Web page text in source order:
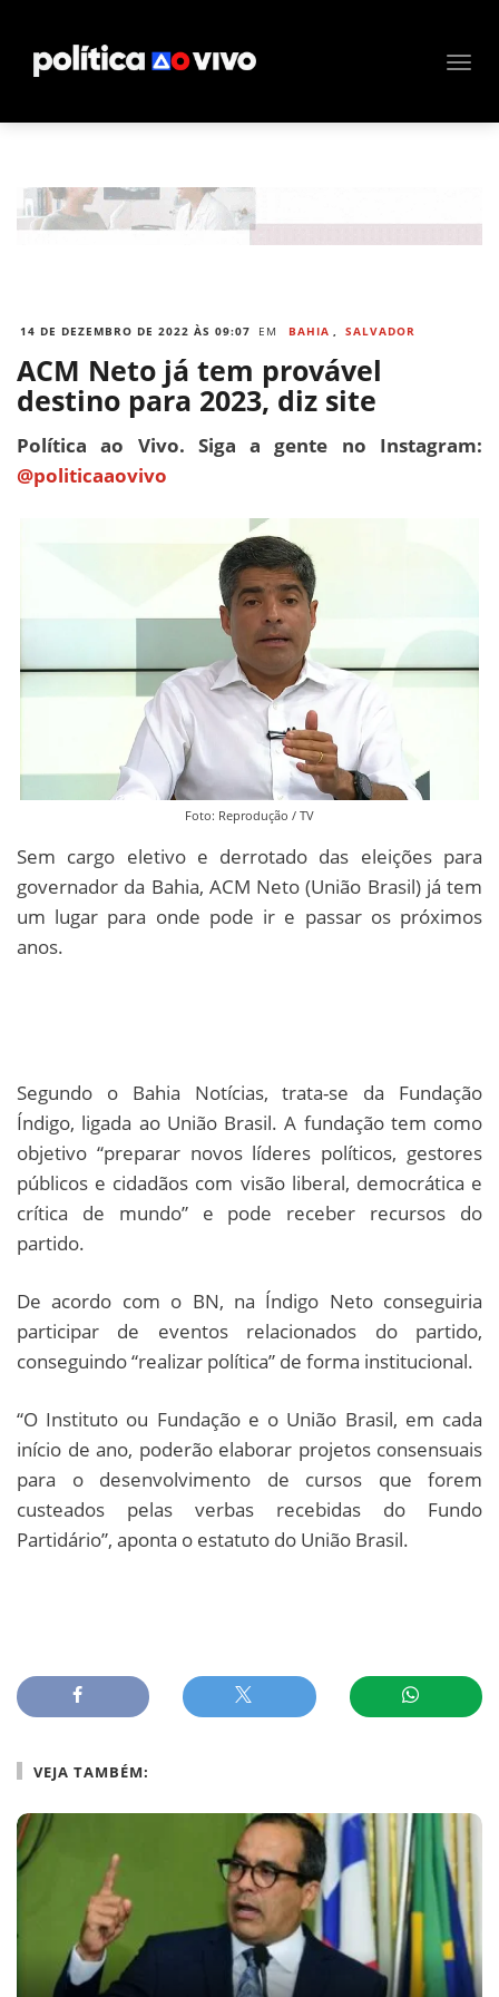
14 DE DEZEMBRO DE 2022 ÀS 09:07 EM BAHIA , SALVADOR
ACM Neto já tem provável
destino para 2023, diz site
Política ao Vivo. Siga a gente no Instagram:
@politicaaovivo
Foto: Reprodução / TV
Sem cargo eletivo e derrotado das eleições para
governador da Bahia, ACM Neto (União Brasil) já tem
um lugar para onde pode ir e passar os próximos
anos.
Segundo o Bahia Notícias, trata-se da Fundação
Índigo, ligada ao União Brasil. A fundação tem como
objetivo “preparar novos líderes políticos, gestores
públicos e cidadãos com visão liberal, democrática e
crítica de mundo” e pode receber recursos do
partido.
De acordo com o BN, na Índigo Neto conseguiria
participar de eventos relacionados do partido,
conseguindo “realizar política” de forma institucional.
“O Instituto ou Fundação e o União Brasil, em cada
início de ano, poderão elaborar projetos consensuais
para o desenvolvimento de cursos que forem
custeados pelas verbas recebidas do Fundo
Partidário”, aponta o estatuto do União Brasil.
VEJA TAMBÉM: